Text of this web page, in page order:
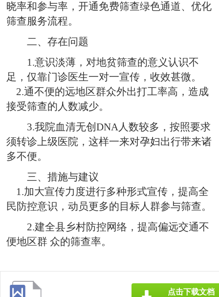
晓率和参与率，开通免费筛查绿色通道、优化
筛查服务流程。
二、存在问题
1.意识淡薄，对地贫筛查的意义认识不
足，仅靠门诊医生一对一宣传，收效甚微。
2.通不便的远地区群众外出打工率高，造成
接受筛查的人数减少。
3.我院血清无创DNA人数较多，按照要求
须转诊上级医院，这样一来对孕妇出行带来诸
多不便。
三、措施与建议
1.加大宣传力度进行多种形式宣传，提高全
民防控意识，动员更多的目标人群参与筛查。
2.建全县乡村防控网络，提高偏远交通不
便地区群 众的筛查率。
点击下载文档